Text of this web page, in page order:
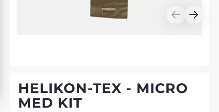
HELIKON-TEX - MICRO
MED KIT